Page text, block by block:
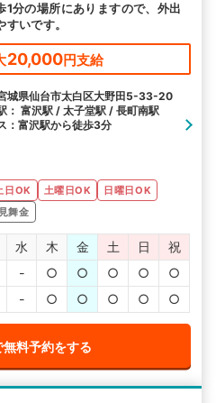
分の場所にありますので、外出
いです。
20,000円支給
城県仙台市太白区大野田5-33-20
： 富沢駅 / 太子堂駅 / 長町南駅
：富沢駅から徒歩3分
日OK 土曜日OK
日曜日OK
舞金
水 木 金 土 日
祝
- ○ ○ ○ ○
○
- ○ ○ ○ ○ ○
無料予約をする